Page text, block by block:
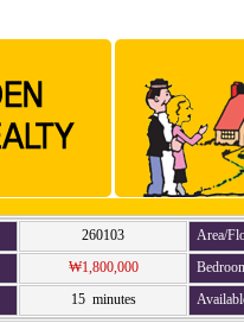
260103
Area/
₩1,800,000
15 minutes